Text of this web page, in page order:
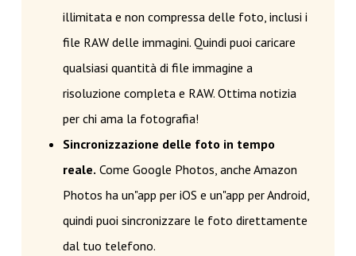
illimitata e non compressa delle foto, inclusi i
file RAW delle immagini. Quindi puoi caricare
qualsiasi quantità di file immagine a
risoluzione completa e RAW. Ottima notizia
per chi ama la fotografia!
Sincronizzazione delle foto in tempo
reale. Come Google Photos, anche Amazon
Photos ha un"app per iOS e un"app per Android,
quindi puoi sincronizzare le foto direttamente
dal tuo telefono.